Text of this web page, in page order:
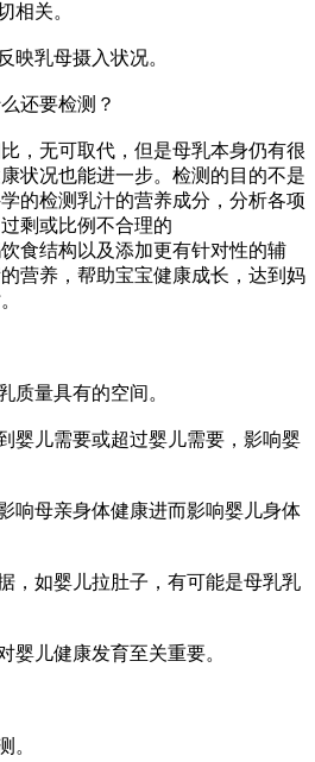
相关。
映乳母摄入状况。
还要检测？
，无可取代，但是母乳本身仍有很
状况也能进一步。检测的目的不是
的检测乳汁的营养成分，分析各项
剩或比例不合理的
食结构以及添加更有针对性的辅
营养，帮助宝宝健康成长，达到妈
质量具有的空间。
婴儿需要或超过婴儿需要，影响婴
响母亲身体健康进而影响婴儿身体
，如婴儿拉肚子，有可能是母乳乳
婴儿健康发育至关重要。
。